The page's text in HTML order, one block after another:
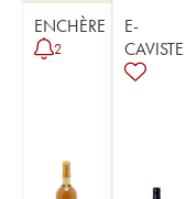
ENCHÈRE
2
E-
CAVISTE